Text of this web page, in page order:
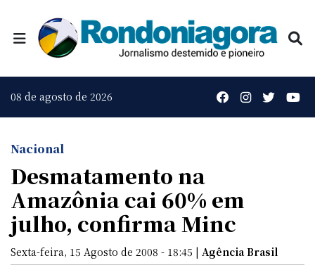
08 de agosto de 2026
Nacional
Desmatamento na
Amazônia cai 60% em
julho, confirma Minc
Sexta-feira, 15 Agosto de 2008 - 18:45 | Agência Brasil